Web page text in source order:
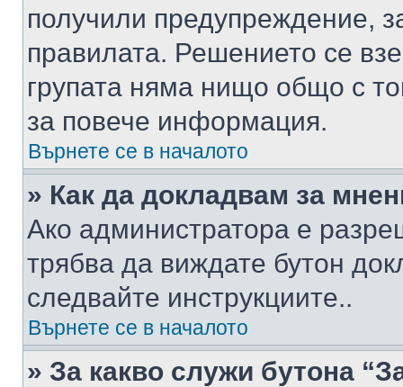
получили предупреждение,
правилата. Решението се
групата няма нищо общо с
за повече информация.
Върнете се в началото
» Как да докладвам за
Ако администратора е
трябва да виждате бутон
следвайте инструкциите..
Върнете се в началото
» За какво служи бутона